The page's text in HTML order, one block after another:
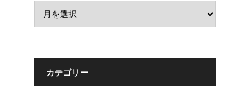
カテゴリー